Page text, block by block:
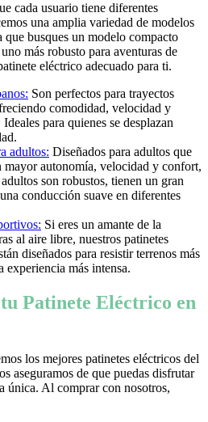
cada usuario tiene diferentes
una amplia variedad de modelos
que busques un modelo compacto
más robusto para aventuras de
eléctrico adecuado para ti.
Son perfectos para trayectos
comodidad, velocidad y
para quienes se desplazan
adultos: Diseñados para adultos que
mayor autonomía, velocidad y confort,
son robustos, tienen un gran
conducción suave en diferentes
Si eres un amante de la
al aire libre, nuestros patinetes
diseñados para resistir terrenos más
más intensa.
Patinete Eléctrico en
los mejores patinetes eléctricos del
aseguramos de que puedas disfrutar
única. Al comprar con nosotros,